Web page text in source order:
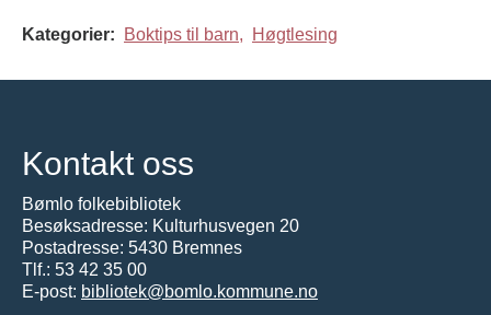
Kategorier: Boktips til barn, Høgtlesing
Kontakt oss
Bømlo folkebibliotek
Besøksadresse: Kulturhusvegen 20
Postadresse: 5430 Bremnes
Tlf.: 53 42 35 00
E-post: bibliotek@bomlo.kommune.no